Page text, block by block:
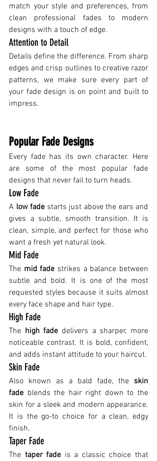
match your style and preferences, from
clean professional fades to modern
designs with a touch of edge.
Attention to Detail
Details define the difference. From sharp
edges and crisp outlines to creative razor
patterns, we make sure every part of
your fade design is on point and built to
impress.
Popular Fade Designs
Every fade has its own character. Here
are some of the most popular fade
designs that never fail to turn heads.
Low Fade
A low fade starts just above the ears and
gives a subtle, smooth transition. It is
clean, simple, and perfect for those who
want a fresh yet natural look.
Mid Fade
The mid fade strikes a balance between
subtle and bold. It is one of the most
requested styles because it suits almost
every face shape and hair type.
High Fade
The high fade delivers a sharper, more
noticeable contrast. It is bold, confident,
and adds instant attitude to your haircut.
Skin Fade
Also known as a bald fade, the skin
fade blends the hair right down to the
skin for a sleek and modern appearance.
It is the go-to choice for a clean, edgy
finish.
Taper Fade
The taper fade is a classic choice that